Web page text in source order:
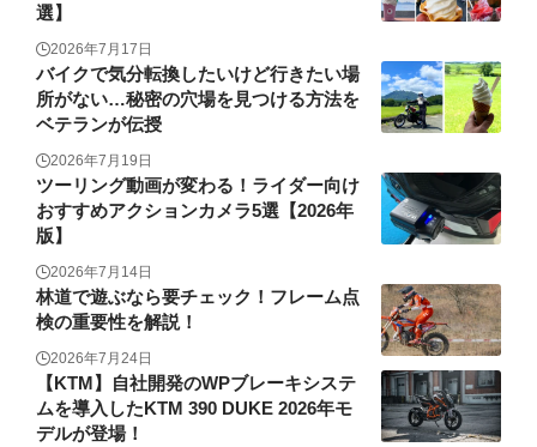
選】
2026年7月17日
バイクで気分転換したいけど行きたい場
所がない…秘密の穴場を見つける方法を
ベテランが伝授
2026年7月19日
ツーリング動画が変わる！ライダー向け
おすすめアクションカメラ5選【2026年
版】
2026年7月14日
林道で遊ぶなら要チェック！フレーム点
検の重要性を解説！
2026年7月24日
【KTM】自社開発のWPブレーキシステ
ムを導入したKTM 390 DUKE 2026年モ
デルが登場！